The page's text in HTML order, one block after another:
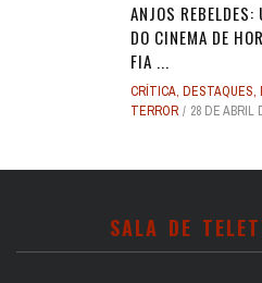
ANJOS
DO CINEMA DE
FIA ...
CRÍTICA, DESTAQUES,
TERROR
28 DE ABRIL
SALA DE